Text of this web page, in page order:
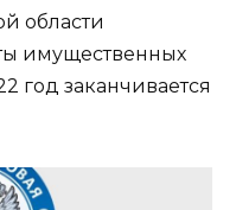
области
имущественных
год заканчивается